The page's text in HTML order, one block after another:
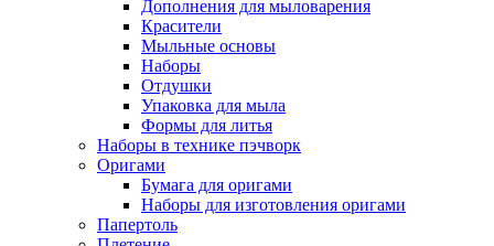
Дополнения для мыловарения
Красители
Мыльные основы
Наборы
Отдушки
Упаковка для мыла
Формы для литья
Наборы в технике пэчворк
Оригами
Бумага для оригами
Наборы для изготовления оригами
Папертоль